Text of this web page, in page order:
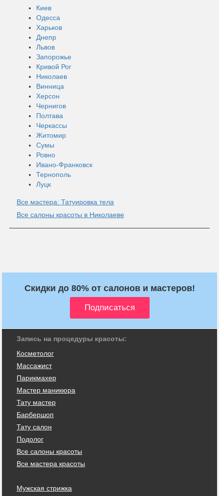
Киев
Одесса
Харьков
Днепр
Львов
Запорожье
Кривой Рог
Николаев
Винница
Херсон
Чернигов
Полтава
Черкассы
Житомир
Сумы
Ровно
Ивано-Франковск
Тернополь
Луцк
Все мастера: Татуировка тела
Все салоны красоты в Николаеве
Скидки до 80% от салонов и мастеров!
Запись на процедуры красоты:
Косметолог
Массажист
Парикмахер
Мастер маникюра
Тату мастер
Барбершоп
Тату салон
Подолог
Все салоны красоты
Все мастера красоты
Мужская стрижка